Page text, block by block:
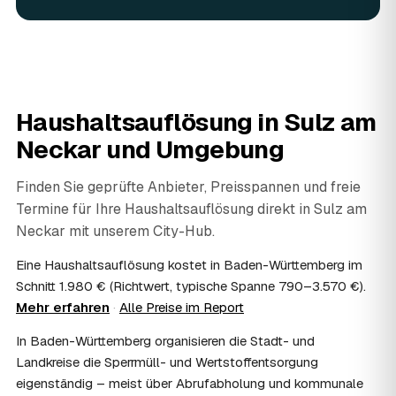
Ja. Persönliche Dokumente, Fotos, Verträge und
06 Wie diskret läuft die Haushaltsauflösung ab?
Sehr diskret. Auf Wunsch erfolgt die Haushaltsauflösung
ohne Aufsehen, unauffällige Fahrzeuge sind möglich und
Gerade nach einem Trauerfall in Sulz am Neckar bleibt
alles vertraulich.
07 Ist die Haushaltsauflösung im Nachlass
Häufig ja: Im Nachlass können die Kosten einer
Haushaltsauflösung als Nachlassverbindlichkeit die
Erbschaftsteuer mindern, bei vermieteten Objekten teils
Rechnung als Beleg. Verbindlich klärt das Ihr
Steuerberater – wir liefern die nötigen Unterlagen.
08 Muss ich als Erbe in Sulz am Neckar vor Ort
Haushaltsauflösung inSulz am
Neckar und Umgebung
Finden Sie geprüfte Anbieter, Preisspannen und freie
Termine für Ihre Haushaltsauflösung direkt in Sulz am
Neckar mit unserem City-Hub.
Eine Haushaltsauflösung kostet in Baden-Württemberg im
Schnitt 1.980 € (Richtwert, typische Spanne 790–3.570 €).
Mehr erfahren · Alle Preise im Report
In Baden-Württemberg organisieren die Stadt- und
Landkreise die Sperrmüll- und Wertstoffentsorgung
eigenständig – meist über Abrufabholung und kommunale